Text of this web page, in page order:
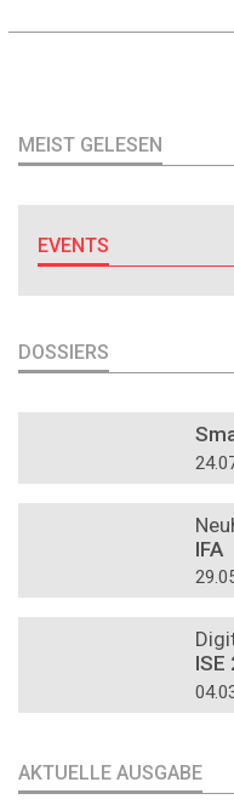
MEIST GELESEN
EVENTS
DOSSIERS
IFA
ISE
AKTUELLE AUSGABE